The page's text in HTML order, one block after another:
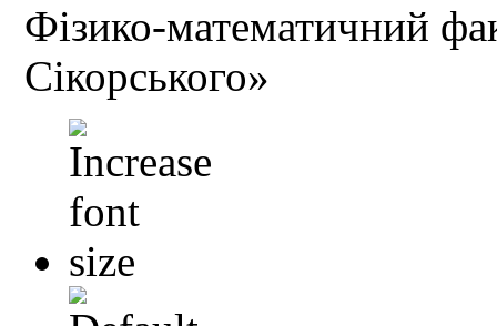
Фізико-математичний
Сікорського»